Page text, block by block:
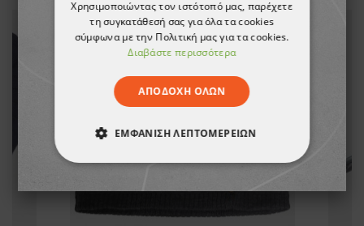
Χρησιμοποιώντας τον ιστότοπό μας, παρέχετε
τη συγκατάθεσή σας για όλα τα cookies
σύμφωνα με την Πολιτική μας για τα cookies.
Διαβάστε περισσότερα
ΑΠΟΔΟΧΉ ΌΛΩΝ
ΕΜΦΆΝΙΣΗ ΛΕΠΤΟΜΕΡΕΙΏΝ
ΑΠΟΛΎΤΩΣ ΑΠΑΡΑΊΤΗΤΑ